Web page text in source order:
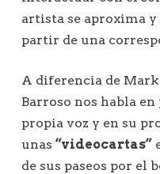
artista se aproxima
partir de una
A diferencia de
Barroso nos habla
propia voz y en su
unas“videocartas”
de sus paseos por el